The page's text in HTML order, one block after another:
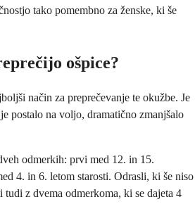
tako pomembno za ženske, ki še
ošpice?
način za preprečevanje te okužbe. Je
postalo na voljo, dramatično zmanjšalo
odmerkih: prvi med 12. in 15.
4. in 6. letom starosti. Odrasli, ki še niso
z dvema odmerkoma, ki se dajeta 4